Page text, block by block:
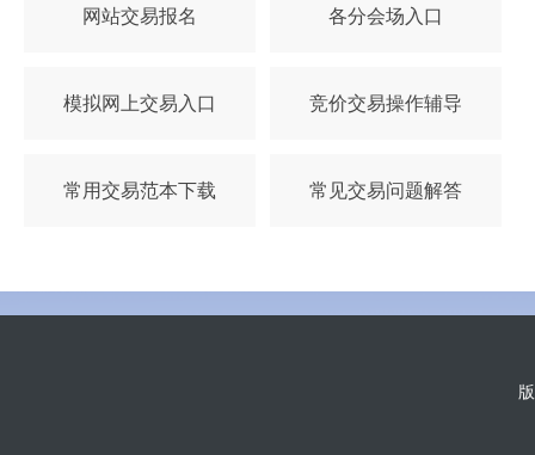
网站交易报名 各分会场入口
模拟网上交易入口 竞价交易操作辅导
常用交易范本下载 常见交易问题解答